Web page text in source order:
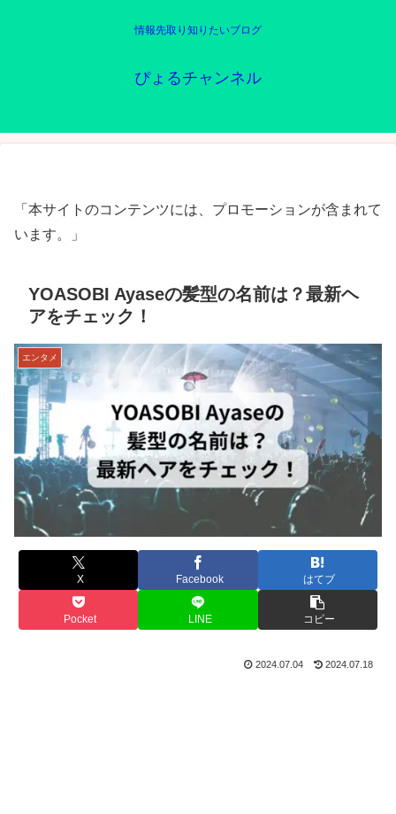
情報先取り知りたいブログ
ぴょるチャンネル
「本サイトのコンテンツには、プロモーションが含まれて
います。」
YOASOBI Ayaseの髪型の名前は？最新ヘ
アをチェック！
エンタメ
X Facebook はてブ
Pocket LINE コピー
2024.07.04 2024.07.18